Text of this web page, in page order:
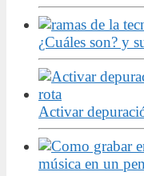
¿Cuáles son? y
Activar
música en un